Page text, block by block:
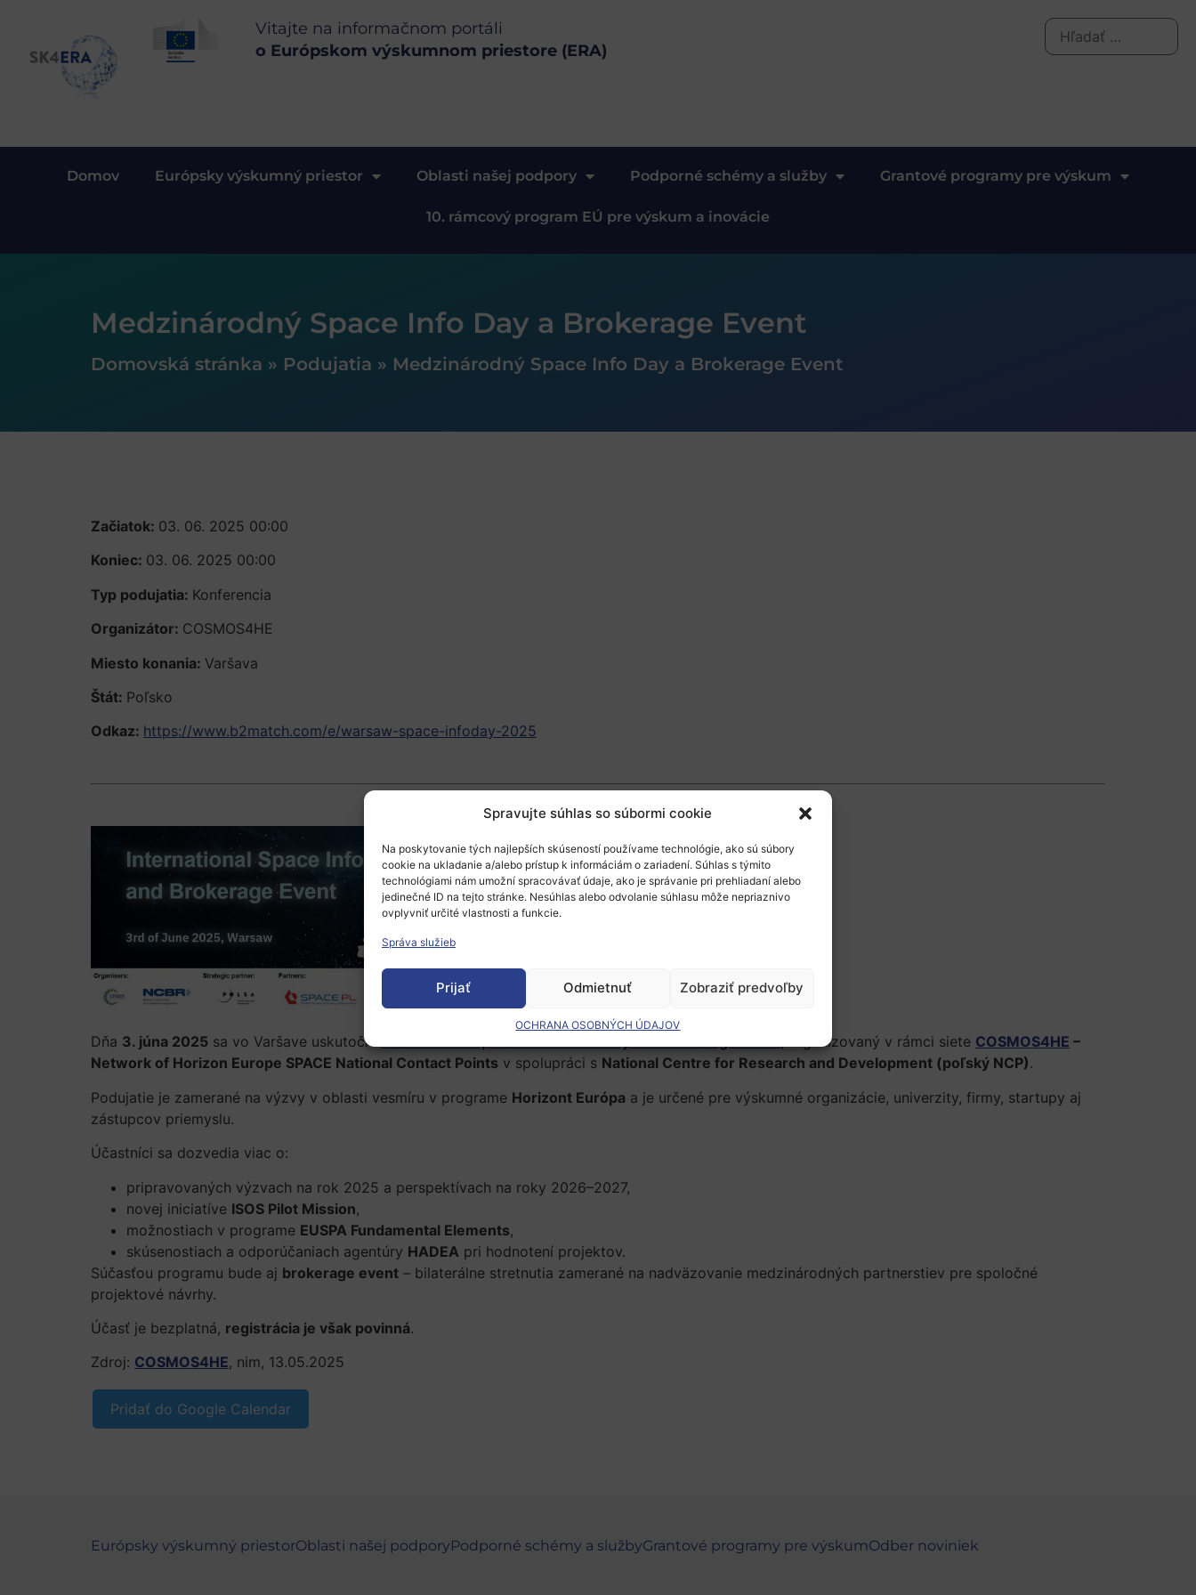
Spravujte súhlas so súbormi cookie
Na poskytovanie tých najlepších skúseností používame technológie, ako sú súbory
cookie na ukladanie a/alebo prístup k informáciám o zariadení. Súhlas s týmito
technológiami nám umožní spracovávať údaje, ako je správanie pri prehliadaní alebo
jedinečné ID na tejto stránke. Nesúhlas alebo odvolanie súhlasu môže nepriaznivo
ovplyvniť určité vlastnosti a funkcie.
Správa služieb
Prijať Odmietnuť Zobraziť predvoľby
OCHRANA OSOBNÝCH ÚDAJOV
Vitajte na informačnom portáli
o Európskom výskumnom priestore (ERA)
Domov Európsky výskumný priestor Oblasti našej podpory Podporné schémy a služby Grantové programy pre výskum
10. rámcový program EÚ pre výskum a inovácie
Medzinárodný Space Info Day a Brokerage Event
Domovská stránka » Podujatia » Medzinárodný Space Info Day a Brokerage Event
Začiatok: 03. 06. 2025 00:00
Koniec: 03. 06. 2025 00:00
Typ podujatia: Konferencia
Organizátor: COSMOS4HE
Miesto konania: Varšava
Štát: Poľsko
Odkaz: https://www.b2match.com/e/warsaw-space-infoday-2025
Dňa 3. júna 2025 sa vo Varšave uskutoční , organizovaný v rámci siete COSMOS4HE –
Network of Horizon Europe SPACE National Contact Points v spolupráci s National Centre for Research and Development (poľský NCP).
Podujatie je zamerané na výzvy v oblasti vesmíru v programe Horizont Európa a je určené pre výskumné organizácie, univerzity, firmy, startupy aj
zástupcov priemyslu.
Účastníci sa dozvedia viac o:
pripravovaných výzvach na rok 2025 a perspektívach na roky 2026–2027,
novej iniciatíve ISOS Pilot Mission,
možnostiach v programe EUSPA Fundamental Elements,
skúsenostiach a odporúčaniach agentúry HADEA pri hodnotení projektov.
Súčasťou programu bude aj brokerage event – bilaterálne stretnutia zamerané na nadväzovanie medzinárodných partnerstiev pre spoločné
projektové návrhy.
Účasť je bezplatná, registrácia je však povinná.
Zdroj: COSMOS4HE, nim, 13.05.2025
Pridať do Google Calendar
Európsky výskumný priestorOblasti našej podporyPodporné schémy a službyGrantové programy pre výskumOdber noviniek